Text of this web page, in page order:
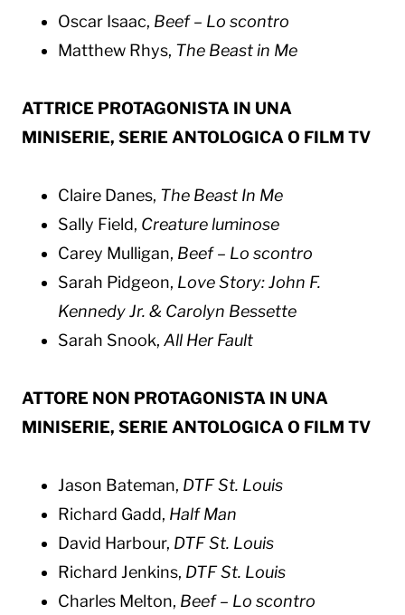
Oscar Isaac, Beef – Lo scontro
Matthew Rhys, The Beast in Me
ATTRICE PROTAGONISTA IN UNA
MINISERIE, SERIE ANTOLOGICA O FILM TV
Claire Danes, The Beast In Me
Sally Field, Creature luminose
Carey Mulligan, Beef – Lo scontro
Sarah Pidgeon, Love Story: John F.
Kennedy Jr. & Carolyn Bessette
Sarah Snook, All Her Fault
ATTORE NON PROTAGONISTA IN UNA
MINISERIE, SERIE ANTOLOGICA O FILM TV
Jason Bateman, DTF St. Louis
Richard Gadd, Half Man
David Harbour, DTF St. Louis
Richard Jenkins, DTF St. Louis
Charles Melton, Beef – Lo scontro